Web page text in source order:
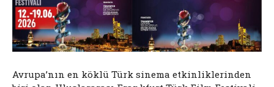
Avrupa’nın en köklü Türk sinema etkinliklerinden